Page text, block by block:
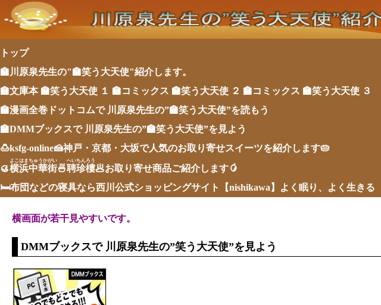
トップ
🏫川原泉先生の"🏫笑う大天使"紹介します。
🏫文庫本 🏫笑う大天使 １ 🏫コミックス 🏫笑う大天使 ２ 🏫コミックス 🏫笑う大天使 ３
🏫漫画全巻ドットコムで 川原泉先生の”🏫笑う大天使”を読もう
🏫DMMブックスで 川原泉先生の”🏫笑う大天使”を見よう
🍮ksfg-online🍰神戸・京都・大坂で人気のお取り寄せスイーツを紹介します🥧
🥮横浜中華街
よこはまちゅうかがい
🍜聘珍樓
へいちんろう
🥟お取り寄せ商品ご紹介します🥭
🛏布団などの寝具なら西川公式ショッピングサイト【nishikawa】よく眠り、よく生きる
横画面が若干見やすいです。
DMMブックスで 川原泉先生の”笑う大天使”を見よう